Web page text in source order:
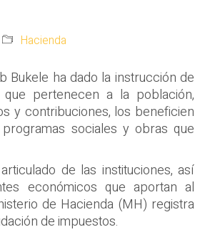
Hacienda
Bukele ha dado la instrucción de
pertenecen a la población,
y contribuciones, los beneficien
sociales y obras que
de las instituciones, así
económicos que aportan al
de Hacienda (MH) registra
de impuestos.